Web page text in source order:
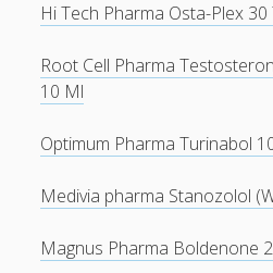
Hi Tech Pharma Osta-Plex 30
Root Cell Pharma
10 Ml
Optimum Pharma Turinabol
Medivia pharma Stanozolol
Magnus Pharma Boldenone